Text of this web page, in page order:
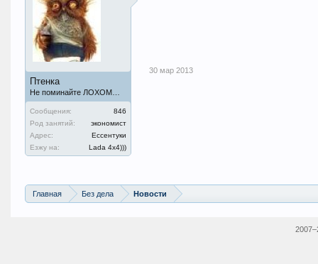
Птенка
Не поминайте ЛОХОМ…
Сообщения:
846
Род занятий:
экономист
Адрес:
Ессентуки
Езжу на:
Lada 4х4)))
30 мар 2013
Главная Без дела Новости
2007–